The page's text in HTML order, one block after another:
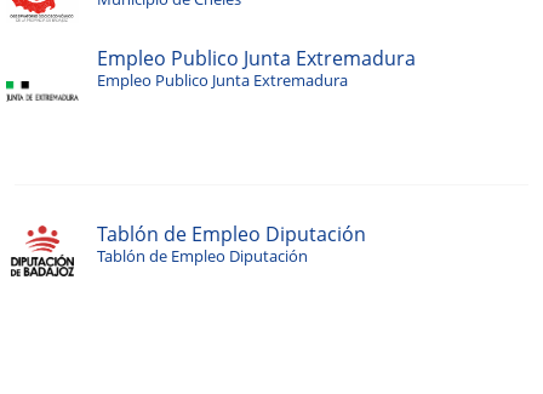
Empleo Publico Junta Extremadura
Empleo Publico Junta Extremadura
Tablón de Empleo Diputación
Tablón de Empleo Diputación